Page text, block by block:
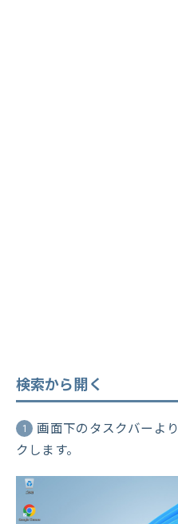
検索から開く
1 画面下のタスクバーより
クします。